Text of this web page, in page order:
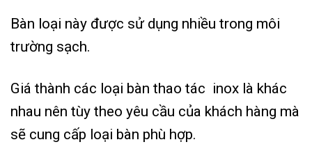
Bàn loại này được sử dụng nhiều trong môi
trường sạch.
Giá thành các loại bàn thao tác inox là khác
nhau nên tùy theo yêu cầu của khách hàng mà
sẽ cung cấp loại bàn phù hợp.